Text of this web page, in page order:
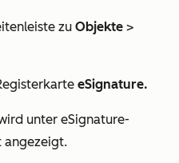
zu Objekte >
eSignature.
unter eSignature-
angezeigt.